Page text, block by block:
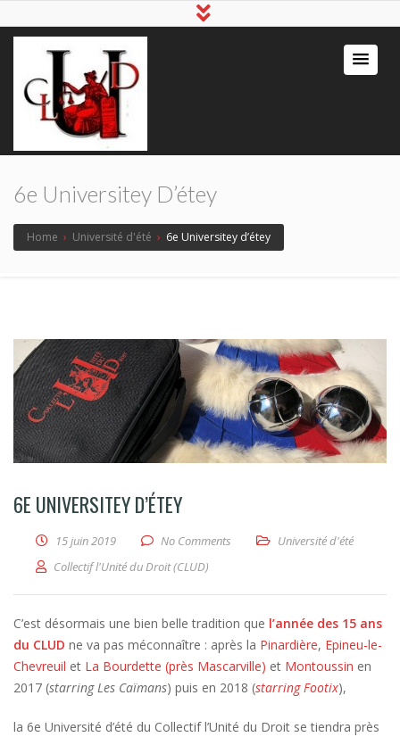
6e Universitey D’étey
Home › Université d'été › 6e Universitey d’étey
6E UNIVERSITEY D’ÉTEY
15 juin 2019 No Comments
Université d'été
Collectif l'Unité du Droit (CLUD)
C’est désormais une bien belle tradition que l’année des 15 ans
du CLUD ne va pas méconnaître : après la Pinardière, Epineu-le-
Chevreuil et La Bourdette (près Mascarville) et Montoussin en
2017 (starring Les Caïmans) puis en 2018 (starring Footix),
la 6e Université d’été du Collectif l’Unité du Droit se tiendra près